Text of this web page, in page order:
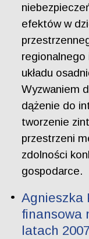
efektów w
regionalnego
układu
Wyzwaniem
dążenie do
tworzenie
przestrzeni
zdolności
gospodarce.
Agnieszka
finansowa
latach